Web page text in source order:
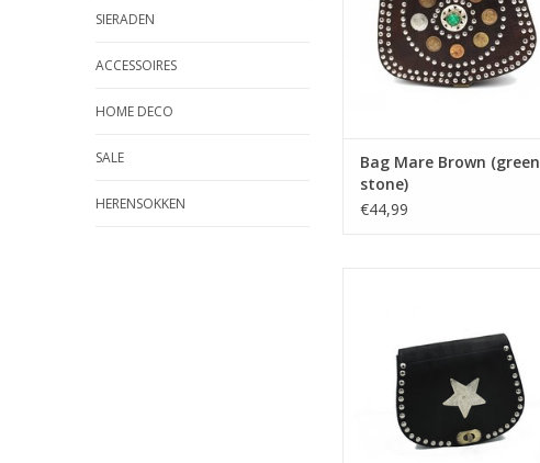
SIERADEN
ACCESSOIRES
HOME DECO
SALE
HERENSOKKEN
Bag Mare Brown (green
stone)
€44,99